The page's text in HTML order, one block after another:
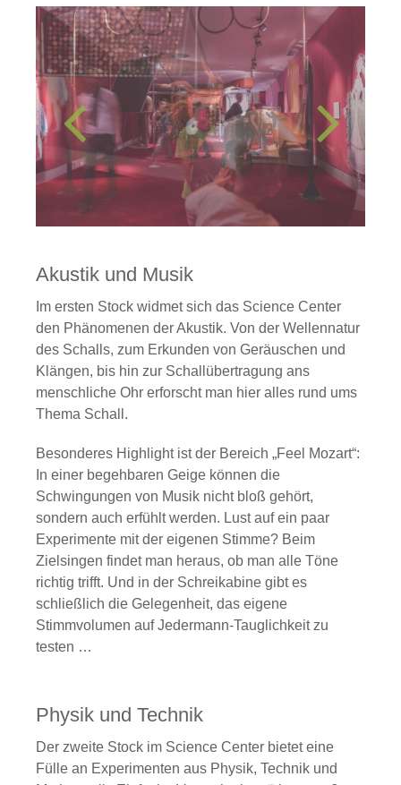
Akustik und Musik
Im ersten Stock widmet sich das Science Center
den Phänomenen der Akustik. Von der Wellennatur
des Schalls, zum Erkunden von Geräuschen und
Klängen, bis hin zur Schallübertragung ans
menschliche Ohr erforscht man hier alles rund ums
Thema Schall.
Besonderes Highlight ist der Bereich „Feel Mozart“:
In einer begehbaren Geige können die
Schwingungen von Musik nicht bloß gehört,
sondern auch erfühlt werden. Lust auf ein paar
Experimente mit der eigenen Stimme? Beim
Zielsingen findet man heraus, ob man alle Töne
richtig trifft. Und in der Schreikabine gibt es
schließlich die Gelegenheit, das eigene
Stimmvolumen auf Jedermann-Tauglichkeit zu
testen …
Physik und Technik
Der zweite Stock im Science Center bietet eine
Fülle an Experimenten aus Physik, Technik und